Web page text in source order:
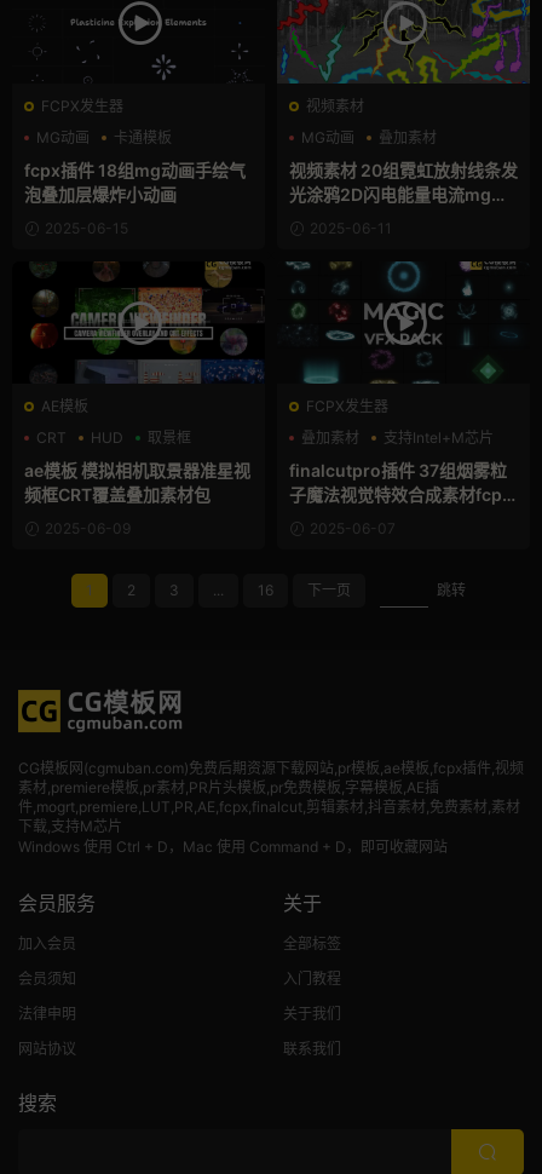
FCPX发生器
MG动画
卡通模板
叠加素材
fcpx插件 18组mg动画手绘气
泡叠加层爆炸小动画
2025-06-15
视频素材
MG动画
叠加素材
图形动画
视频素材 20组霓虹放射线条发
光涂鸦2D闪电能量电流mg图
形动画2025-06-11
AE模板
CRT
HUD 取景框
ae模板 模拟相机取景器准星视
频框CRT覆盖叠加素材包
2025-06-09
FCPX发生器
叠加素材
支持Intel+M芯片
finalcutpro插件 37组烟雾粒
子魔法视觉特效合成素材fcpx
插件2025-06-07
1 2 3 ... 16 下一页 跳转
CG模板网(cgmuban.com)免费后期资源下载网站,pr模板,ae模板,fcpx插件,视频
素材,premiere模板,pr素材,PR片头模板,pr免费模板,字幕模板,AE插
件,mogrt,premiere,LUT,PR,AE,fcpx,finalcut,剪辑素材,抖音素材,免费素材,素材
下载,支持M芯片
Windows 使用 Ctrl + D，Mac 使用 Command + D，即可收藏网站
会员服务
加入会员
会员须知
法律申明
网站协议
关于
全部标签
入门教程
关于我们
联系我们
搜索